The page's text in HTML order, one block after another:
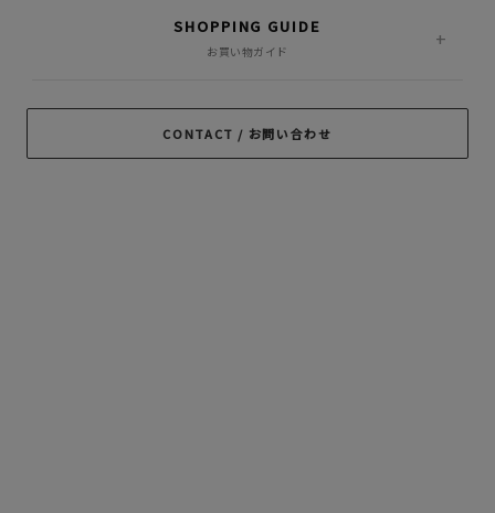
POLIQUANT
PORKCHOP GARAGE
RADIALL RATS ROTTWEILER
ROUGH AND
SHOPPING GUIDE
お買い物ガイド
CONTACT / お問い合わせ